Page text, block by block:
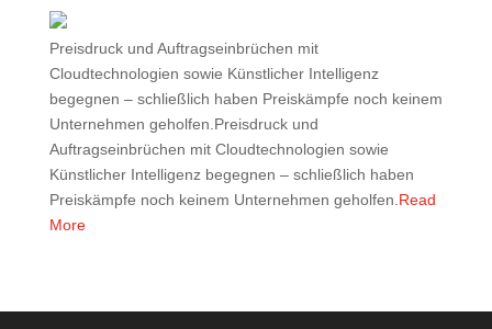
Preisdruck und Auftragseinbrüchen mit
Cloudtechnologien sowie Künstlicher Intelligenz
begegnen – schließlich haben Preiskämpfe noch keinem
Unternehmen geholfen.Preisdruck und
Auftragseinbrüchen mit Cloudtechnologien sowie
Künstlicher Intelligenz begegnen – schließlich haben
Preiskämpfe noch keinem Unternehmen geholfen. Read
More